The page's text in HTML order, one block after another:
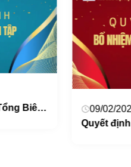
Quyết định bổ nhiệm Tổng Biên tập Tạp Chí Giáo dục Nghệ thuật
09/02/2026